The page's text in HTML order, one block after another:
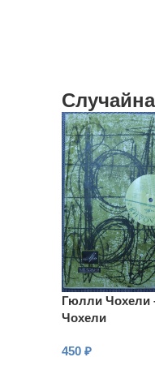
Гюлли Чохели
Чохели
450 ₽